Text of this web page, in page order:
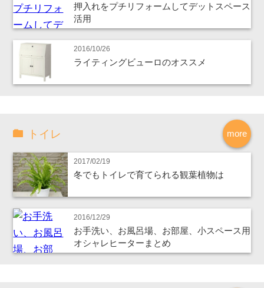
押入れをプチリフォームしてデットスペース
活用
2016/10/26
ライティングビューロのオススメ
more
トイレ
2017/02/19
冬でもトイレで育てられる観葉植物は
2016/12/29
お手洗い、お風呂場、お部屋、小スペース用
オシャレヒーターまとめ